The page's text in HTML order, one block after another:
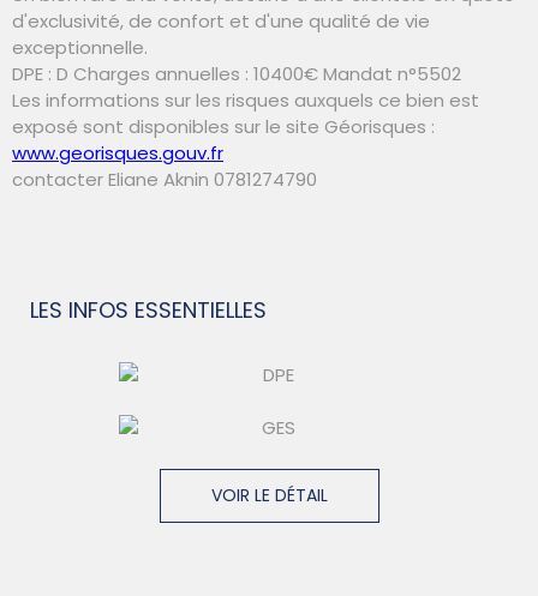
d'exclusivité, de confort et d'une qualité de vie
exceptionnelle.
DPE : D Charges annuelles : 10400€ Mandat n°5502
Les informations sur les risques auxquels ce bien est
exposé sont disponibles sur le site Géorisques :
www.georisques.gouv.fr
contacter Eliane Aknin 0781274790
LES INFOS ESSENTIELLES
VOIR LE DÉTAIL